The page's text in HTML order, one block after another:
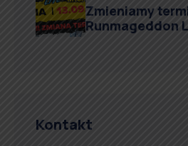
Zmieniamy
Runmageddon
Kontakt